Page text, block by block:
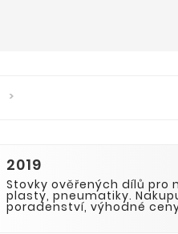
2019
Stovky ověřených dílů pro
plasty, pneumatiky.
poradenství, výhodné